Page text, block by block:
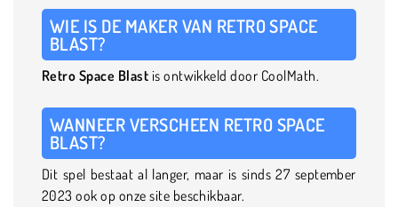
WIE IS DE MAKER VAN RETRO SPACE
BLAST?
Retro Space Blast is ontwikkeld door CoolMath.
WANNEER VERSCHEEN RETRO SPACE
BLAST?
Dit spel bestaat al langer, maar is sinds 27 september
2023 ook op onze site beschikbaar.